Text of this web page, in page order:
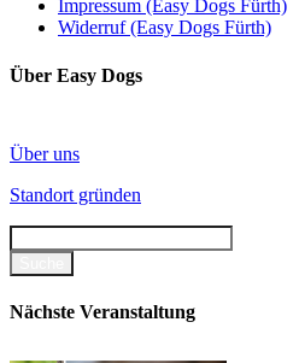
Impressum (Easy Dogs Fürth)
Widerruf (Easy Dogs Fürth)
Über Easy Dogs
Über uns
Standort gründen
Nächste Veranstaltung